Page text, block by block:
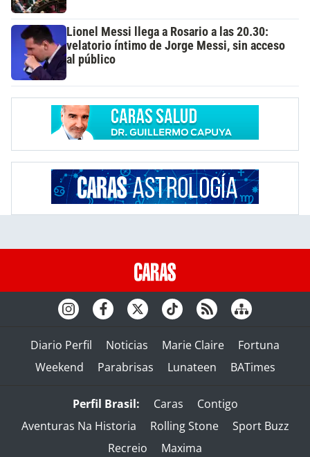
Lionel Messi llega a Rosario a las 20.30:
velatorio íntimo de Jorge Messi, sin acceso
al público
Diario Perfil Noticias Marie Claire
Fortuna
Weekend
Parabrisas Lunateen BATimes
Perfil Brasil: Caras
Contigo
Aventuras Na Historia
Rolling Stone
Sport Buzz
Recreio
Maxima